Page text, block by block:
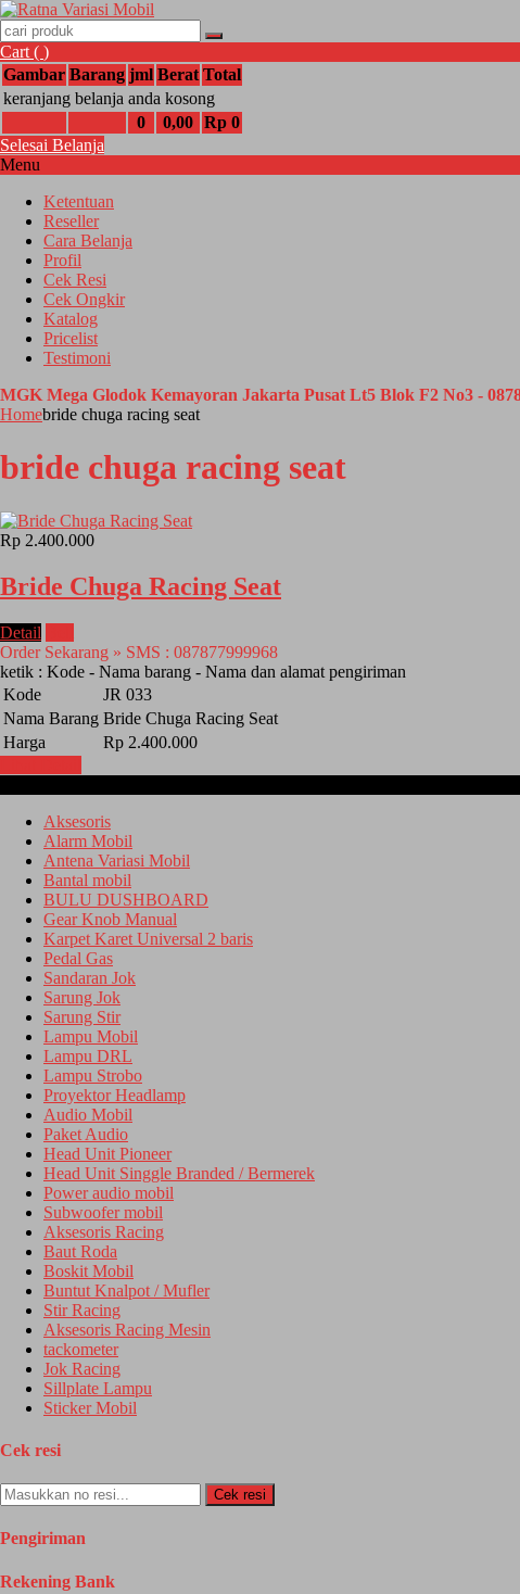
Cart ( )
Gambar Barang jml Berat Total
keranjang belanja anda kosong
0
0,00 Rp 0
Selesai Belanja
Menu
Ketentuan
Reseller
Cara Belanja
Profil
Cek Resi
Cek Ongkir
Katalog
Pricelist
Testimoni
MGK Mega Glodok Kemayoran Jakarta Pusat Lt5 Blok F2 No3 -
Homebride chuga racing seat
bride chuga racing seat
Rp 2.400.000
Bride Chuga Racing Seat
Detail
Order Sekarang » SMS : 087877999968
ketik : Kode - Nama barang - Nama dan alamat pengiriman
Kode
JR 033
Nama Barang Bride Chuga Racing Seat
Harga
Rp 2.400.000
Aksesoris
Alarm Mobil
Antena Variasi Mobil
Bantal mobil
BULU DUSHBOARD
Gear Knob Manual
Karpet Karet Universal 2 baris
Pedal Gas
Sandaran Jok
Sarung Jok
Sarung Stir
Lampu Mobil
Lampu DRL
Lampu Strobo
Proyektor Headlamp
Audio Mobil
Paket Audio
Head Unit Pioneer
Head Unit Singgle Branded / Bermerek
Power audio mobil
Subwoofer mobil
Aksesoris Racing
Baut Roda
Boskit Mobil
Buntut Knalpot / Mufler
Stir Racing
Aksesoris Racing Mesin
tackometer
Jok Racing
Sillplate Lampu
Sticker Mobil
Cek resi
Cek resi
Pengiriman
Rekening Bank